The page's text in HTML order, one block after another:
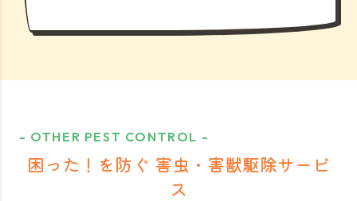
- OTHER PEST CONTROL -
困った！を防ぐ 害虫・害獣駆除サービ
ス